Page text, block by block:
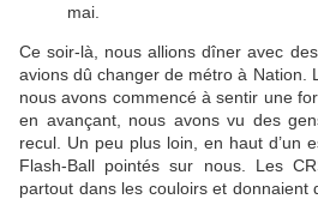
mai.
Ce soir-là, nous allions dîner avec
avions dû changer de métro à Nation.
nous avons commencé à sentir une
en avançant, nous avons vu des
recul. Un peu plus loin, en haut d’un
Flash-Ball pointés sur nous. Les
partout dans les couloirs et donnaient